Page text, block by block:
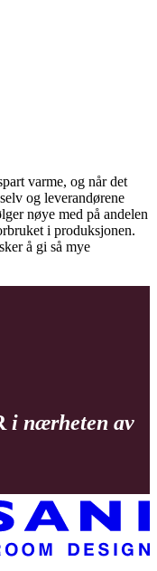
varme, og når det
og leverandørene
nøye med på andelen
i produksjonen.
å gi så mye
i nærheten av